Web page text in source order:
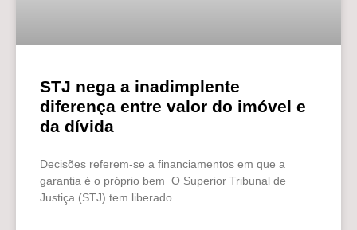
STJ nega a inadimplente
diferença entre valor do imóvel e
da dívida
Decisões referem-se a financiamentos em que a
garantia é o próprio bem O Superior Tribunal de
Justiça (STJ) tem liberado